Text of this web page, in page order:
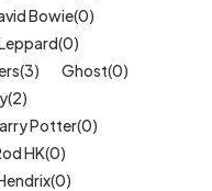
Bowie(0)
(0)
(3) Ghost(0)
(2)
Potter(0)
HK(0)
(0)